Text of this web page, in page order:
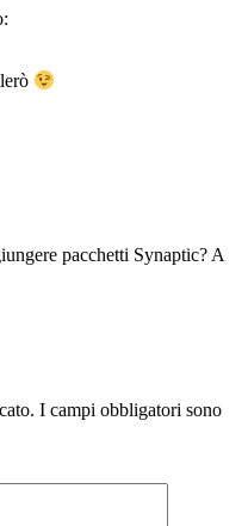
pacchetti Synaptic? A
I campi obbligatori sono